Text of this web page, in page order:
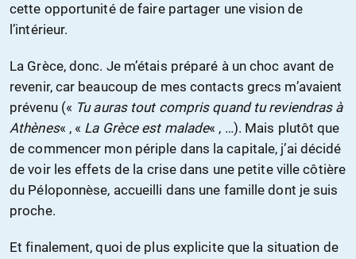
cette opportunité de faire partager une vision de
l’intérieur.
La Grèce, donc. Je m’étais préparé à un choc avant de
revenir, car beaucoup de mes contacts grecs m’avaient
prévenu (« Tu auras tout compris quand tu reviendras à
Athènes« , « La Grèce est malade« , …). Mais plutôt que
de commencer mon périple dans la capitale, j’ai décidé
de voir les effets de la crise dans une petite ville côtière
du Péloponnèse, accueilli dans une famille dont je suis
proche.
Et finalement, quoi de plus explicite que la situation de